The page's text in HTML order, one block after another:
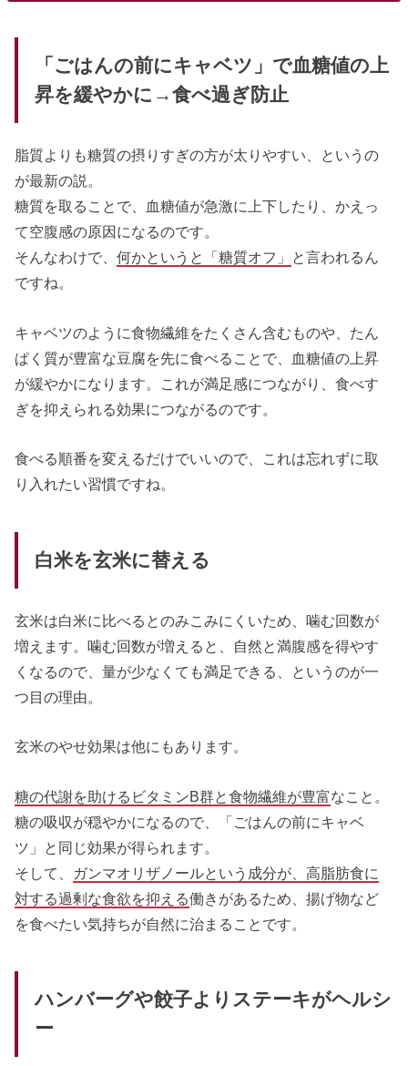
「ごはんの前にキャベツ」で血糖値の上
昇を緩やかに→食べ過ぎ防止
脂質よりも糖質の摂りすぎの方が太りやすい、というの
が最新の説。
糖質を取ることで、血糖値が急激に上下したり、かえっ
て空腹感の原因になるのです。
そんなわけで、何かというと「糖質オフ」 と言われるん
ですね。
キャベツのように食物繊維をたくさん含むものや、たん
ぱく質が豊富な豆腐を先に食べることで、血糖値の上昇
が緩やかになります。これが満足感につながり、食べす
ぎを抑えられる効果につながるのです。
食べる順番を変えるだけでいいので、これは忘れずに取
り入れたい習慣ですね。
白米を玄米に替える
玄米は白米に比べるとのみこみにくいため、噛む回数が
増えます。噛む回数が増えると、自然と満腹感を得やす
くなるので、量が少なくても満足できる、というのが一
つ目の理由。
玄米のやせ効果は他にもあります。
糖の代謝を助けるビタミンB群と食物繊維が豊富なこと。
糖の吸収が穏やかになるので、「ごはんの前にキャベ
ツ」と同じ効果が得られます。
そして、 ガンマオリザノールという成分が、高脂肪食に
対する過剰な食欲を抑える働きがあるため、揚げ物など
を食べたい気持ちが自然に治まることです。
ハンバーグや餃子よりステーキがヘルシ
ー